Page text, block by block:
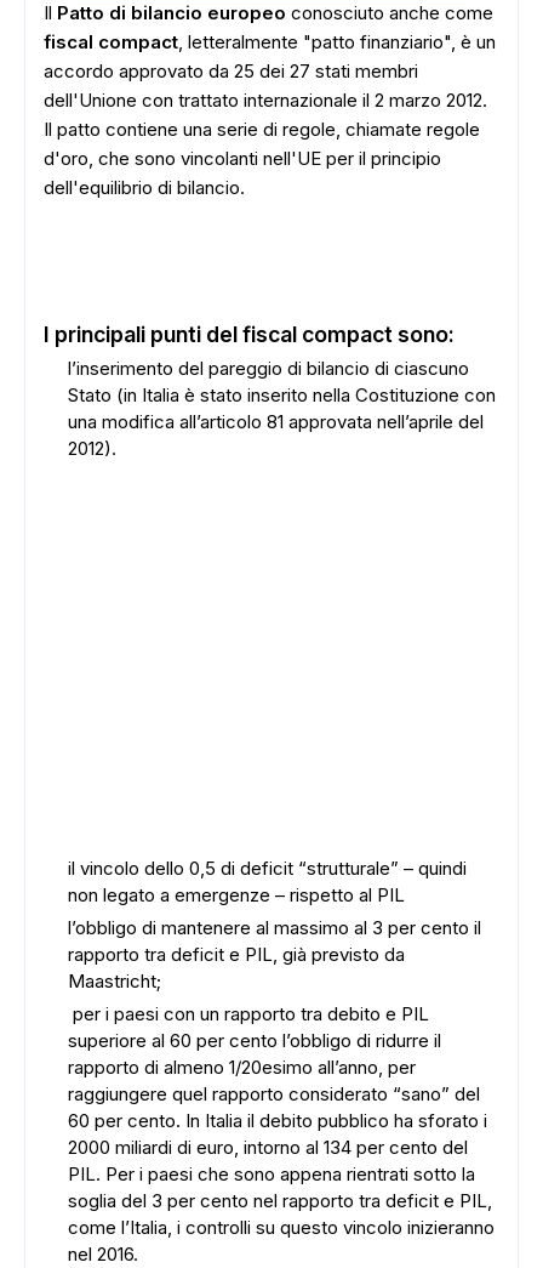
Il Patto di bilancio europeo conosciuto anche come
fiscal compact, letteralmente "patto finanziario", è un
accordo approvato da 25 dei 27 stati membri
dell'Unione con trattato internazionale il 2 marzo 2012.
Il patto contiene una serie di regole, chiamate regole
d'oro, che sono vincolanti nell'UE per il principio
dell'equilibrio di bilancio.
I principali punti del fiscal compact sono:
l’inserimento del pareggio di bilancio di ciascuno
Stato (in Italia è stato inserito nella Costituzione con
una modifica all’articolo 81 approvata nell’aprile del
2012).
il vincolo dello 0,5 di deficit “strutturale” – quindi
non legato a emergenze – rispetto al PIL
l’obbligo di mantenere al massimo al 3 per cento il
rapporto tra deficit e PIL, già previsto da
Maastricht;
per i paesi con un rapporto tra debito e PIL
superiore al 60 per cento l’obbligo di ridurre il
rapporto di almeno 1/20esimo all’anno, per
raggiungere quel rapporto considerato “sano” del
60 per cento. In Italia il debito pubblico ha sforato i
2000 miliardi di euro, intorno al 134 per cento del
PIL. Per i paesi che sono appena rientrati sotto la
soglia del 3 per cento nel rapporto tra deficit e PIL,
come l’Italia, i controlli su questo vincolo inizieranno
nel 2016.